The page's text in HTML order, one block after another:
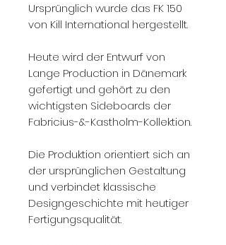
Ursprünglich wurde das FK 150
von Kill International hergestellt.
Heute wird der Entwurf von
Lange Production in Dänemark
gefertigt und gehört zu den
wichtigsten Sideboards der
Fabricius-&-Kastholm-Kollektion.
Die Produktion orientiert sich an
der ursprünglichen Gestaltung
und verbindet klassische
Designgeschichte mit heutiger
Fertigungsqualität.